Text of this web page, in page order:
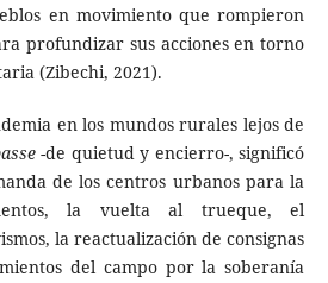
en movimiento que rompieron
profundizar sus acciones en torno
(Zibechi, 2021).
en los mundos rurales lejos de
-de quietud y encierro-, significó
de los centros urbanos para la
la vuelta al trueque, el
la reactualización de consignas
del campo por la soberanía